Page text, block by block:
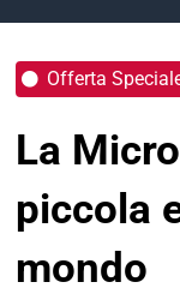
Offerta
La
piccola
mondo